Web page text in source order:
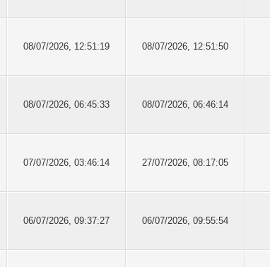
08/07/2026, 12:51:19 08/07/2026, 12:51:50
08/07/2026, 06:45:33 08/07/2026, 06:46:14
07/07/2026, 03:46:14 27/07/2026, 08:17:05
06/07/2026, 09:37:27 06/07/2026, 09:55:54